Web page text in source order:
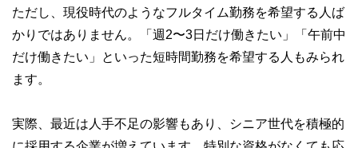
ただし、現役時代のようなフルタイム勤務を希望する人ば
かりではありません。「週2〜3日だけ働きたい」「午前中
だけ働きたい」といった短時間勤務を希望する人もみられ
ます。
実際、最近は人手不足の影響もあり、シニア世代を積極的